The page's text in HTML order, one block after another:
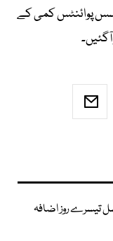
کی چھ ماہہ بِڈ اور آفر شرحیں 2 بیسس پوائنٹس کمی کے
تیسرے روز اضافہ